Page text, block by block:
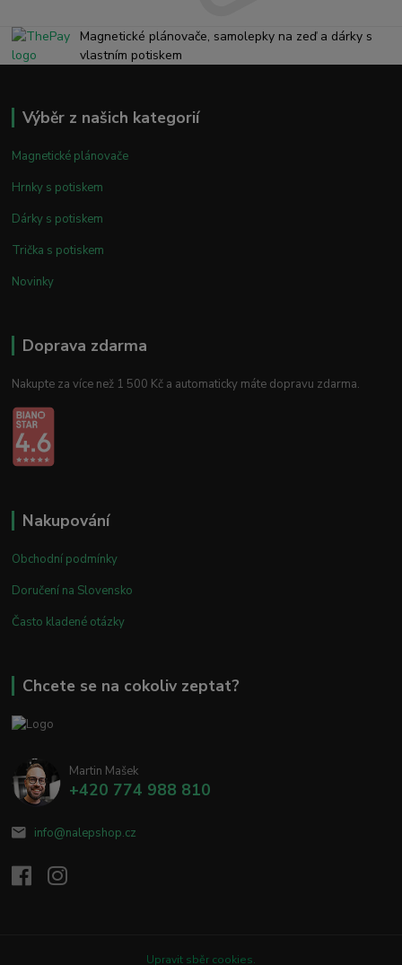
Magnetické plánovače, samolepky na zeď a dárky s
vlastním potiskem
Výběr z našich kategorií
Magnetické plánovače
Hrnky s potiskem
Dárky s potiskem
Trička s potiskem
Novinky
Doprava zdarma
Nakupte za více než 1 500 Kč a automaticky máte dopravu zdarma.
Nakupování
Obchodní podmínky
Doručení na Slovensko
Často kladené otázky
Chcete se na cokoliv zeptat?
Martin Mašek
+420 774 988 810
info@nalepshop.cz
Upravit sběr cookies.